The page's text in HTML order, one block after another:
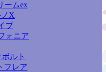
ームex
X
ブ
ォニア
ルト
フレア